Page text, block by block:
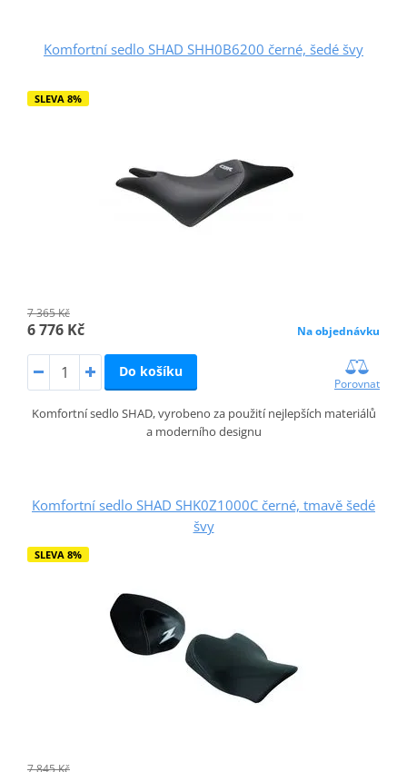
Komfortní sedlo SHAD SHH0B6200 černé, šedé švy
SLEVA 8%
7 365 Kč
6 776 Kč Na objednávku
Do košíku
Porovnat
Komfortní sedlo SHAD, vyrobeno za použití nejlepších materiálů
a moderního designu
Komfortní sedlo SHAD SHK0Z1000C černé, tmavě šedé
švy
SLEVA 8%
7 845 Kč